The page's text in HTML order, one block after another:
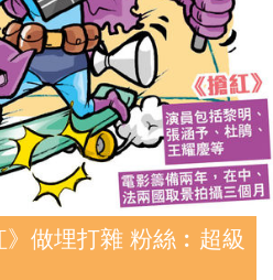
做埋打雜 粉絲︰超級